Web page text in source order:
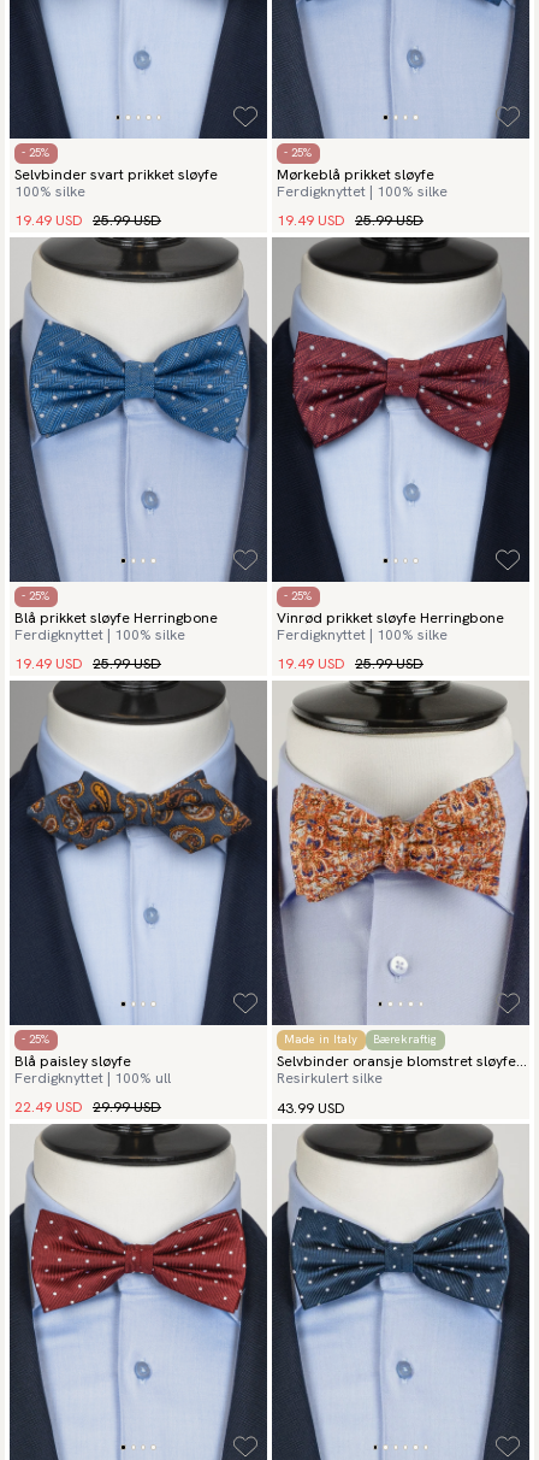
- 25%
Selvbinder svart prikket sløyfe
100% silke
19.49 USD 25.99 USD
- 25%
Mørkeblå prikket sløyfe
Ferdigknyttet | 100% silke
19.49 USD 25.99 USD
- 25%
Blå prikket sløyfe Herringbone
Ferdigknyttet | 100% silke
19.49 USD 25.99 USD
- 25%
Vinrød prikket sløyfe Herringbone
Ferdigknyttet | 100% silke
19.49 USD 25.99 USD
- 25%
Blå paisley sløyfe
Ferdigknyttet | 100% ull
22.49 USD 29.99 USD
Made in Italy Bærekraftig
Selvbinder oransje blomstret sløyfe
fiori
Resirkulert silke
43.99 USD